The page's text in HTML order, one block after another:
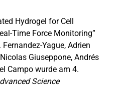
Hydrogel for Cell
Time Force Monitoring”
Yague, Adrien
Giuseppone, Andrés
Campo wurde am 4.
Science